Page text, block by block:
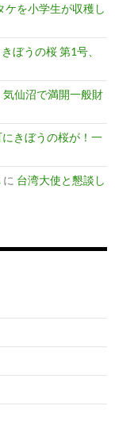
ケを小学生が収穫し
きぼうの桜 第1号、
仙沼で満開一般財
きぼうの桜が！一
に 台湾大使と懇談し